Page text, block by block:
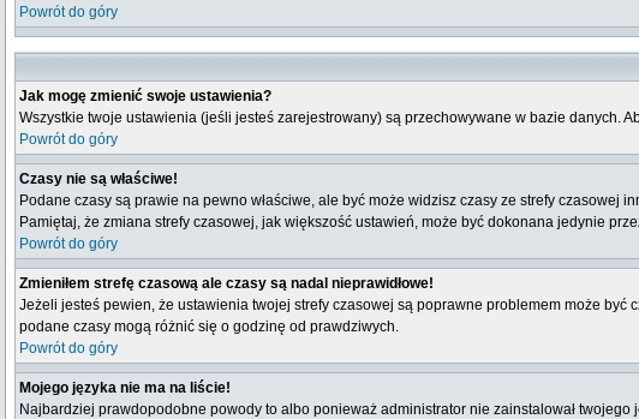
Powrót do góry
Jak mogę zmienić swoje ustawienia?
Wszystkie twoje ustawienia (jeśli jesteś zarejestrowany) są przechowywane w bazie danych.
Powrót do góry
Czasy nie są właściwe!
Podane czasy są prawie na pewno właściwe, ale być może widzisz czasy ze strefy
Pamiętaj, że zmiana strefy czasowej, jak większość ustawień, może być dokonana jedynie
Powrót do góry
Zmieniłem strefę czasową ale czasy są nadal nieprawidłowe!
Jeżeli jesteś pewien, że ustawienia twojej strefy czasowej są poprawne problemem może
podane czasy mogą różnić się o godzinę od prawdziwych.
Powrót do góry
Mojego języka nie ma na liście!
Najbardziej prawdopodobne powody to albo ponieważ administrator nie zainstalował